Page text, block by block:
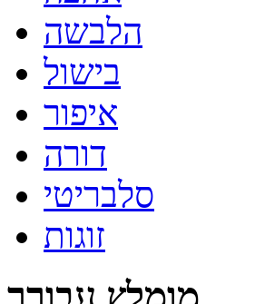
הלבשה
בישול
איפור
דורה
סלבריטי
זוגות